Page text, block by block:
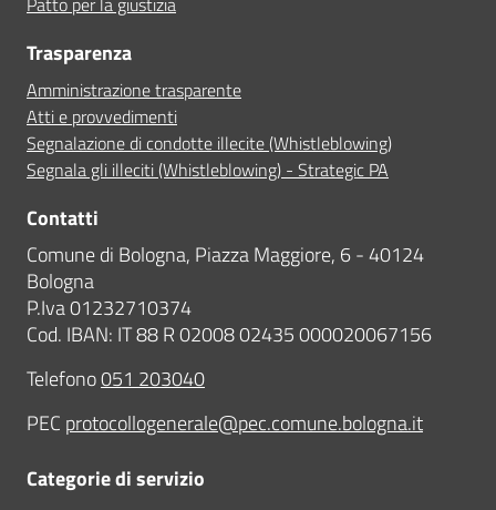
Trasparenza
Amministrazione trasparente
Atti e provvedimenti
Segnalazione di condotte illecite (Whistleblowing)
Segnala gli illeciti (Whistleblowing) - Strategic PA
Contatti
Comune di Bologna, Piazza Maggiore, 6 - 40124
Bologna
P.Iva 01232710374
Cod. IBAN: IT 88 R 02008 02435 000020067156
Telefono051 203040
PEC protocollogenerale@pec.comune.bologna.it
Categorie di servizio